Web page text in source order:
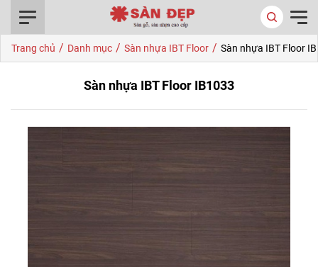
Trang chủ / Danh mục / Sàn nhựa IBT Floor / Sàn nhựa IBT Floor
Sàn nhựa IBT Floor IB1033